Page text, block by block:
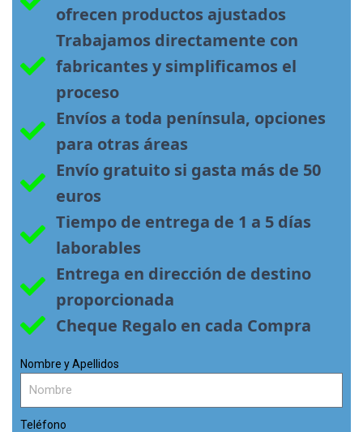
ofrecen productos ajustados
Trabajamos directamente con
fabricantes y simplificamos el
proceso
Envíos a toda península, opciones
para otras áreas
Envío gratuito si gasta más de 50
euros
Tiempo de entrega de 1 a 5 días
laborables
Entrega en dirección de destino
proporcionada
Cheque Regalo en cada Compra
Nombre y Apellidos
Teléfono